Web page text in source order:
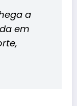
a
em